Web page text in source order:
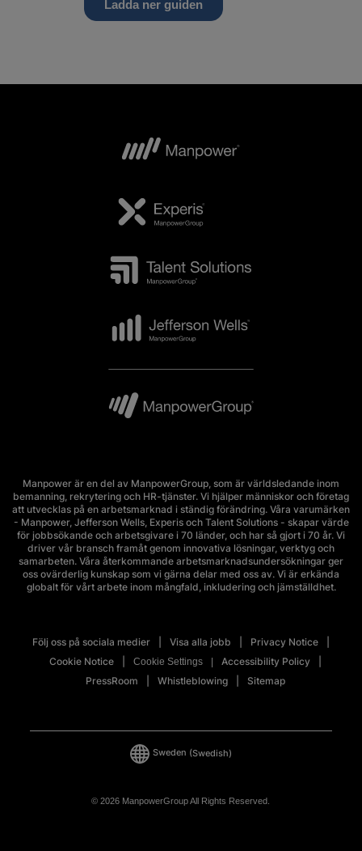
Manpower är en del av ManpowerGroup, som är världsledande inom
bemanning, rekrytering och HR-tjänster. Vi hjälper människor och företag
att utvecklas på en arbetsmarknad i ständig förändring. Våra varumärken
- Manpower, Jefferson Wells, Experis och Talent Solutions - skapar värde
för jobbsökande och arbetsgivare i 70 länder, och har så gjort i 70 år. Vi
driver vår bransch framåt genom innovativa lösningar, verktyg och
samarbeten. Våra återkommande arbetsmarknadsundersökningar ger
oss ovärderlig kunskap som vi gärna delar med oss av. Vi är erkända
globalt för vårt arbete inom mångfald, inkludering och jämställdhet.
Följ oss på sociala medier Visa alla jobb
Privacy Notice
Cookie Notice
Cookie Settings
Accessibility Policy
PressRoom
Whistleblowing Sitemap
© 2026 ManpowerGroup All Rights Reserved.
Sweden (Swedish)